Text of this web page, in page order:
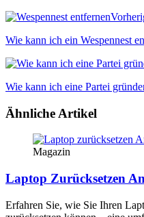
Wie kann ich ein Wespennest
Wie kann ich eine Partei
Ähnliche Artikel
Magazin
Laptop Zurücksetzen
Erfahren Sie, wie Sie Ihren